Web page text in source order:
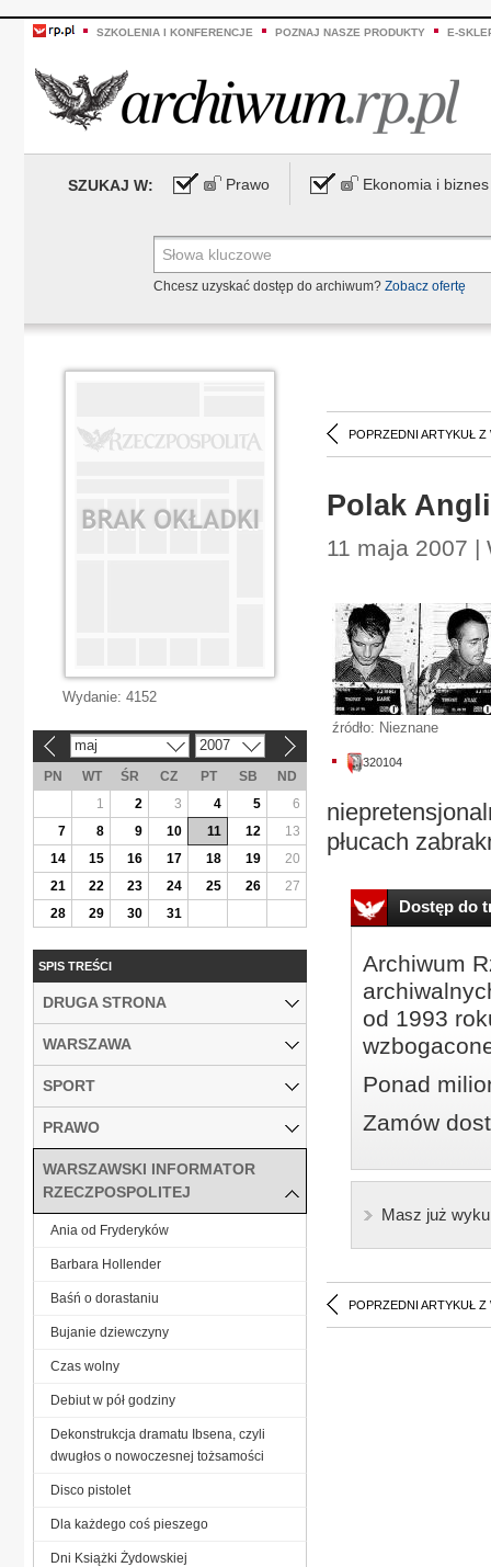
SZKOLENIA I KONFERENCJE POZNAJ NASZE PRODUKTY E-
SZUKAJ W: Prawo Ekonomia i biznes
Chcesz uzyskać dostęp do archiwum? Zobacz ofertę
POPRZEDNI ARTYKUŁ Z
Polak
11 maja 2007 |
źródło: Nieznane
320104
płucach
Dostęp do
Archiwum
od 1993
Ponad
Zamów
Masz już
POPRZEDNI ARTYKUŁ Z
Wydanie: 4152
maj 2007
PN WT ŚR CZ PT SB
ND
1
2 3 4 5
6
7
8 9 10 11 12
13
14
15 16 17 18 19
20
21
22 23 24 25 26
27
28
29 30 31
SPIS TREŚCI
DRUGA STRONA
WARSZAWA
SPORT
PRAWO
WARSZAWSKI INFORMATOR
RZECZPOSPOLITEJ
Ania od Fryderyków
Barbara Hollender
Baśń o dorastaniu
Bujanie dziewczyny
Czas wolny
Debiut w pół godziny
Dekonstrukcja dramatu Ibsena, czyli
dwugłos o nowoczesnej tożsamości
Disco pistolet
Dla każdego coś pieszego
Dni Książki Żydowskiej